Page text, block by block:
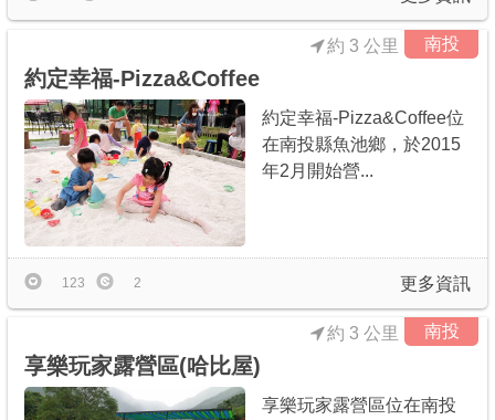
南投
約定幸福-Pizza&Coffee
約 3 公里
約定幸福-Pizza&Coffee位
在南投縣魚池鄉，於2015
年2月開始營...
更多資訊
123 2
南投
享樂玩家露營區(哈比屋)
約 3 公里
享樂玩家露營區位在南投